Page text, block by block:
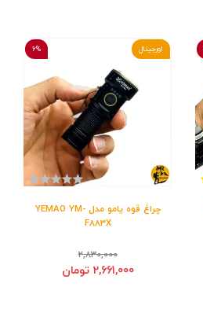
6% اورجینال
چراغ قوه یامو مدل YEMAO YM-
F883X
2,830,000
2,661,000 تومان